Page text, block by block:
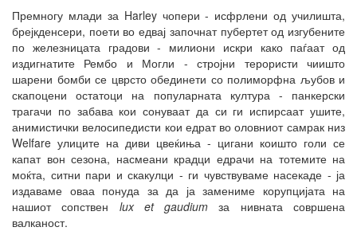
Премногу млади за Harley чопери - исфрлени од училишта,
брејкденсери, поети во едвај започнат пубертет од изгубените
по железницата градови - милиони искри како паѓаат од
издигнатите Рембо и Могли - стројни терористи чиишто
шарени бомби се цврсто обединети со полиморфна љубов и
скапоцени остатоци на популарната култура - панкерски
трагачи по забава кои сонуваат да си ги испирсаат ушите,
анимистички велосипедисти кои едрат во оловниот самрак низ
Welfare улиците на диви цвеќиња - цигани коишто голи се
капат вон сезона, насмеани крадци едрачи на тотемите на
моќта, ситни пари и скакулци - ги чувствуваме насекаде - ја
издаваме оваа понуда за да ја замениме корупцијата на
нашиот сопствен lux et gaudium за нивната совршена
валканост.